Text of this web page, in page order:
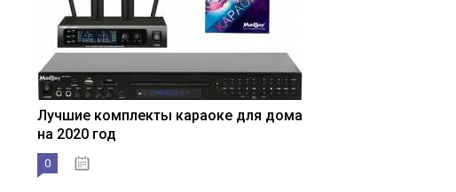
Лучшие комплекты караоке для дома
на 2020 год
0